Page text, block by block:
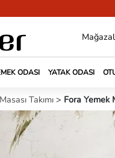
ODASI YATAK ODASI
Takımı > Fora Yemek